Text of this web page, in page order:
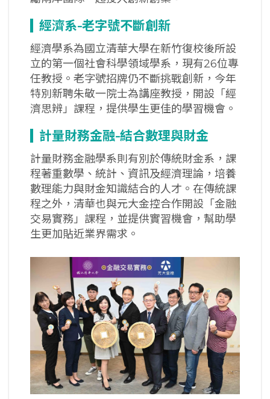
經濟系-老字號不斷創新
經濟學系為國立清華大學在新竹復校後所設
立的第一個社會科學領域學系，現有26位專
任教授。老字號招牌仍不斷挑戰創新，今年
特別新聘朱敬一院士為講座教授，開設「經
濟思辨」課程，提供學生更佳的學習機會。
計量財務金融-結合數理與財金
計量財務金融學系則有別於傳統財金系，課
程著重數學、統計、資訊及經濟理論，培養
數理能力與財金知識結合的人才。在傳統課
程之外，清華也與元大金控合作開設「金融
交易實務」課程，並提供實習機會，幫助學
生更加貼近業界需求。